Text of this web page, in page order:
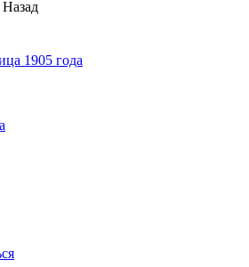
Назад
1905 года